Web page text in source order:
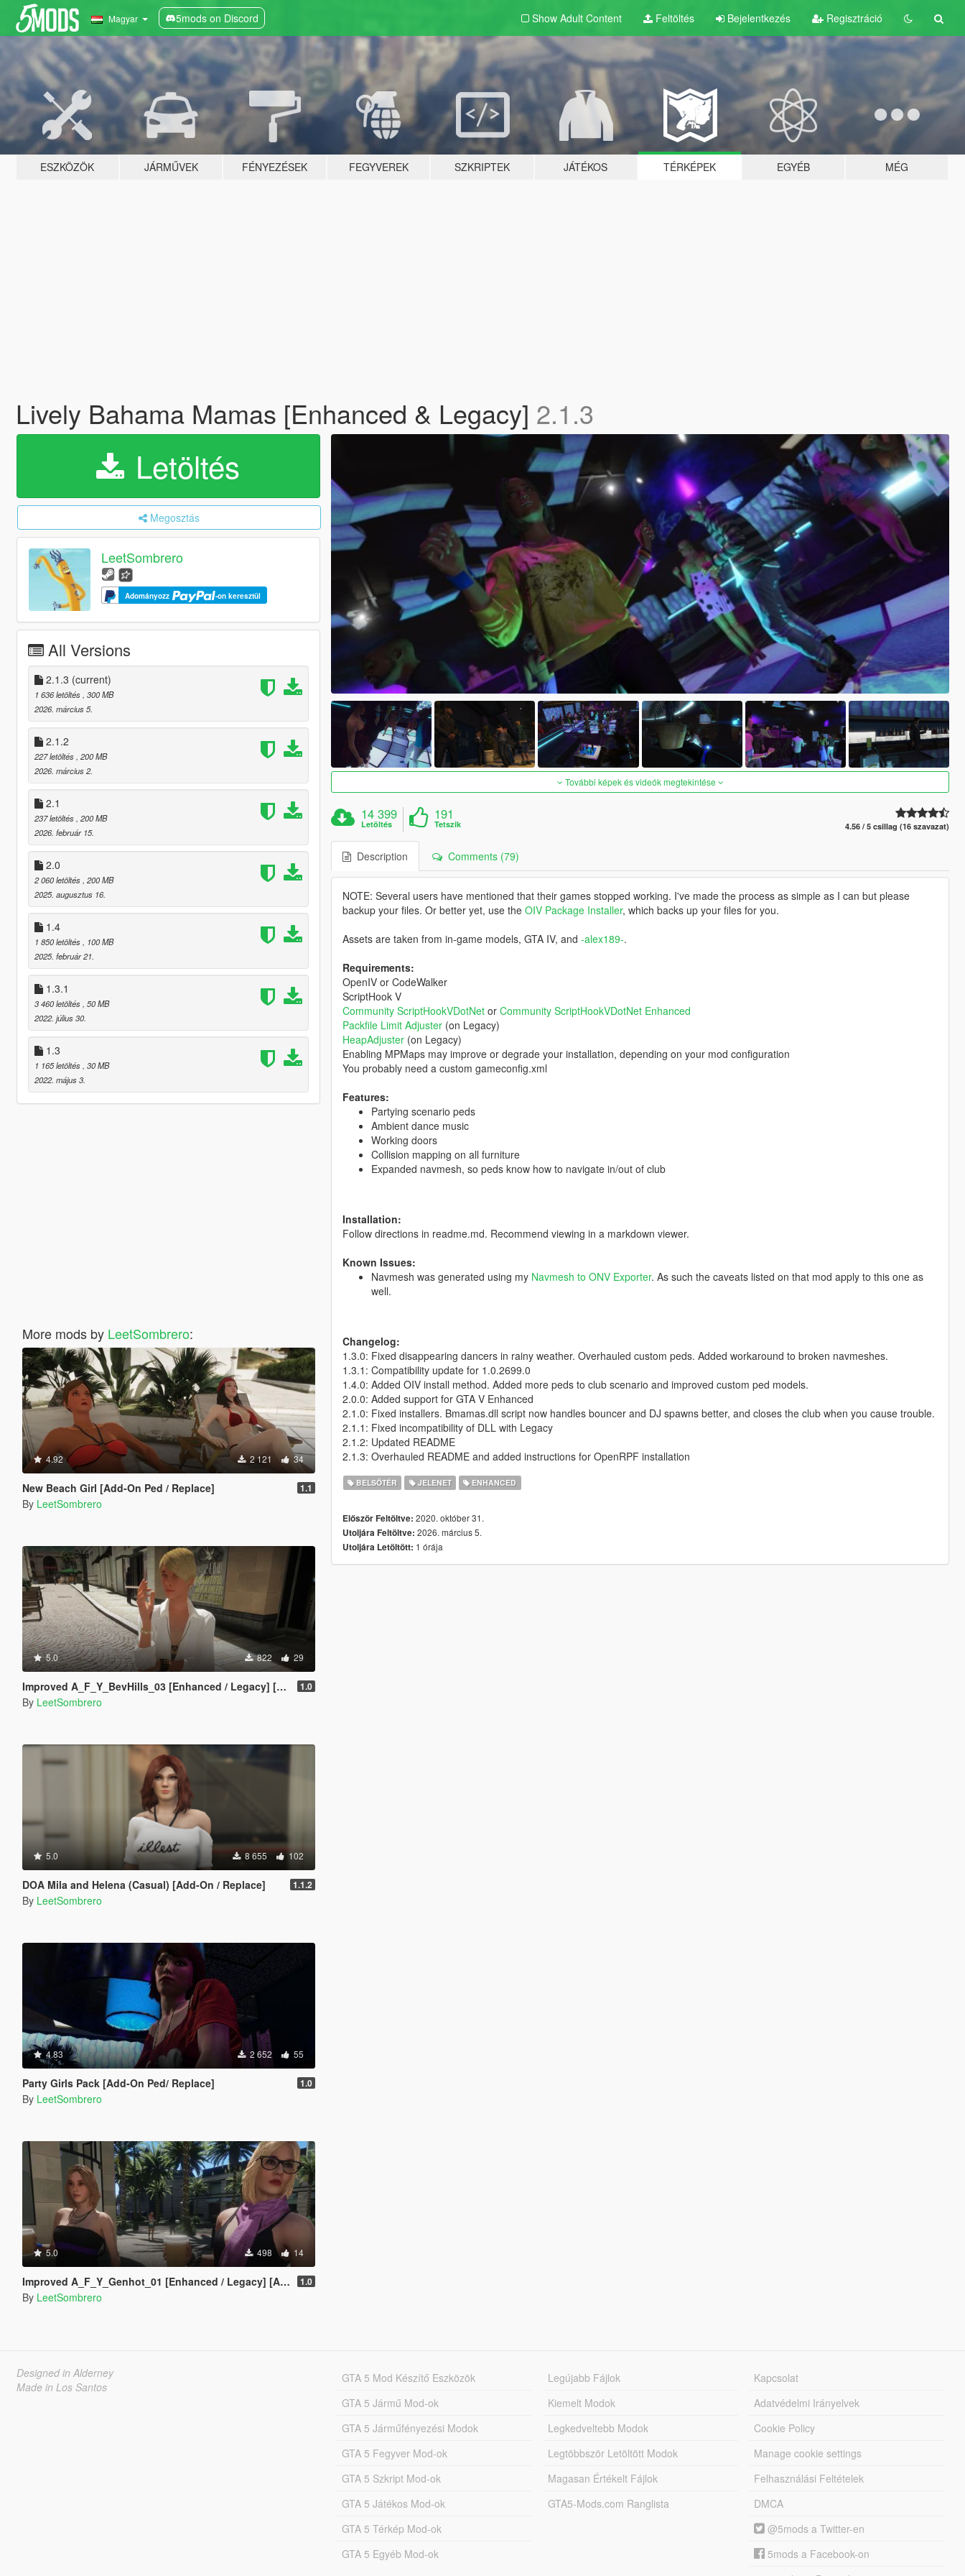
Magyar 5mods on Discord Show Adult Content Feltöltés Bejelentkezés Regisztráció
ESZKÖZÖK JÁRMŰVEK FÉNYEZÉSEK FEGYVEREK SZKRIPTEK JÁTÉKOS TÉRKÉPEK EGYÉB MÉG
Lively Bahama Mamas [Enhanced & Legacy] 2.1.3
Letöltés
Megosztás
LeetSombrero
Adományozz -on keresztül
All Versions
2.1.3 (current)
1 636 letöltés , 300 MB
2026. március 5.
2.1.2
227 letöltés , 200 MB
2026. március 2.
2.1
237 letöltés , 200 MB
2026. február 15.
2.0
2 060 letöltés , 200 MB
2025. augusztus 16.
1.4
1 850 letöltés
, 100 MB
2025. február 21.
1.3.1
3 460 letöltés , 50 MB
2022. július 30.
1.3
1 165 letöltés , 30 MB
2022. május 3.
More mods by LeetSombrero:
4.92 2 121 34
New Beach Girl [Add-On Ped / Replace] 1.1
By LeetSombrero
5.0 822 29
Improved A_F_Y_BevHills_03 [Enhanced / Legacy] [Add-On Ped / Replace] 1.0
By LeetSombrero
5.0 8 655 102
DOA Mila and Helena (Casual) [Add-On / Replace] 1.1.2
By LeetSombrero
4.83 2 652 55
Party Girls Pack [Add-On Ped/ Replace] 1.0
By LeetSombrero
5.0 498 14
Improved A_F_Y_Genhot_01 [Enhanced / Legacy] [Add-On Ped / Replace] 1.0
By LeetSombrero
További képek és videók megtekintése
14 399
Letöltés
191
Tetszik 4.56 / 5 csillag (16 szavazat)
Description Comments (79)
NOTE: Several users have mentioned that their games stopped working. I've made the process as simple as I can but please
backup your files. Or better yet, use the OIV Package Installer, which backs up your files for you.
Assets are taken from in-game models, GTA IV, and -alex189-.
Requirements:
OpenIV or CodeWalker
ScriptHook V
Community ScriptHookVDotNetor Community ScriptHookVDotNet Enhanced
Packfile Limit Adjuster(on Legacy)
HeapAdjuster(on Legacy)
Enabling MPMaps may improve or degrade your installation, depending on your mod configuration
You probably need a custom gameconfig.xml
Features:
Partying scenario peds
Ambient dance music
Working doors
Collision mapping on all furniture
Expanded navmesh, so peds know how to navigate in/out of club
Installation:
Follow directions in readme.md. Recommend viewing in a markdown viewer.
Known Issues:
Navmesh was generated using my Navmesh to ONV Exporter. As such the caveats listed on that mod apply to this one as
well.
Changelog:
1.3.0: Fixed disappearing dancers in rainy weather. Overhauled custom peds. Added workaround to broken navmeshes.
1.3.1: Compatibility update for 1.0.2699.0
1.4.0: Added OIV install method. Added more peds to club scenario and improved custom ped models.
2.0.0: Added support for GTA V Enhanced
2.1.0: Fixed installers. Bmamas.dll script now handles bouncer and DJ spawns better, and closes the club when you cause trouble.
2.1.1: Fixed incompatibility of DLL with Legacy
2.1.2: Updated README
2.1.3: Overhauled README and added instructions for OpenRPF installation
BELSŐTÉR JELENET ENHANCED
Először Feltöltve: 2020. október 31.
Utoljára Feltöltve: 2026. március 5.
Utoljára Letöltött: 1 órája
Designed in Alderney
Made in Los Santos
GTA 5 Mod Készítő Eszközök
GTA 5 Jármű Mod-ok
GTA 5 Járműfényezési Modok
GTA 5 Fegyver Mod-ok
GTA 5 Szkript Mod-ok
GTA 5 Játékos Mod-ok
GTA 5 Térkép Mod-ok
GTA 5 Egyéb Mod-ok
Legújabb Fájlok
Kiemelt Modok
Legkedveltebb Modok
Legtöbbször Letöltött Modok
Magasan Értékelt Fájlok
GTA5-Mods.com Ranglista
Kapcsolat
Adatvédelmi Irányelvek
Cookie Policy
Manage cookie settings
Felhasználási Feltételek
DMCA
@5mods a Twitter-en
5mods a Facebook-on